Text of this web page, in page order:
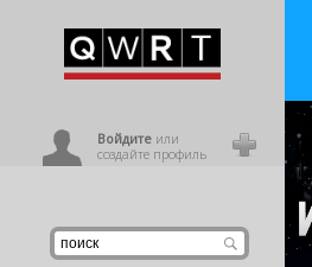
Войдитеили
создайте профиль